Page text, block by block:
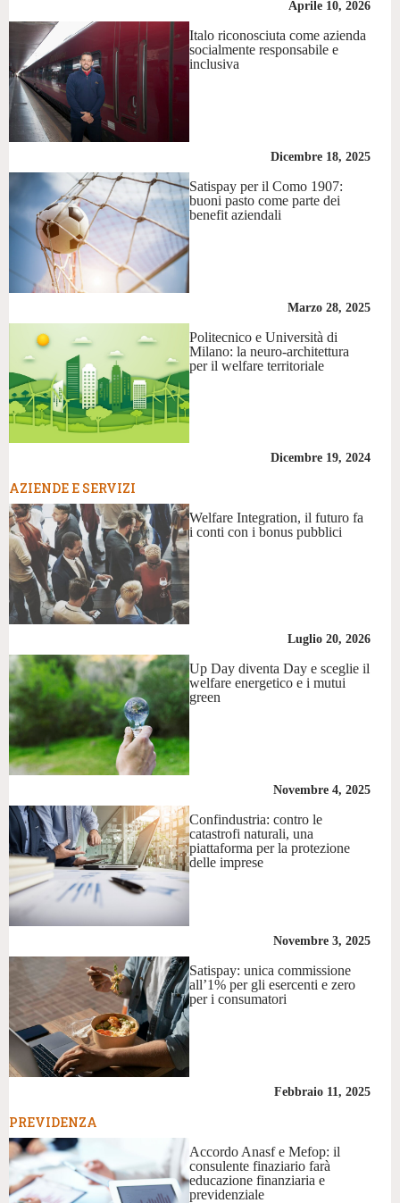
Aprile 10, 2026
Italo riconosciuta come azienda
socialmente responsabile e
inclusiva
Dicembre 18, 2025
Satispay per il Como 1907:
buoni pasto come parte dei
benefit aziendali
Marzo 28, 2025
Politecnico e Università di
Milano: la neuro-architettura
per il welfare territoriale
Dicembre 19, 2024
AZIENDE E SERVIZI
Welfare Integration, il futuro fa
i conti con i bonus pubblici
Luglio 20, 2026
Up Day diventa Day e sceglie il
welfare energetico e i mutui
green
Novembre 4, 2025
Confindustria: contro le
catastrofi naturali, una
piattaforma per la protezione
delle imprese
Novembre 3, 2025
Satispay: unica commissione
all’1% per gli esercenti e zero
per i consumatori
Febbraio 11, 2025
PREVIDENZA
Accordo Anasf e Mefop: il
consulente finaziario farà
educazione finanziaria e
previdenziale